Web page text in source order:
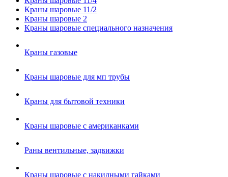
Краны шаровые 11/2
Краны шаровые 2
Краны шаровые специального назначения
Краны газовые
Краны шаровые для мп трубы
Краны для бытовой техники
Краны шаровые с американками
Раны вентильные, задвижки
Краны шаровые с накидными гайками